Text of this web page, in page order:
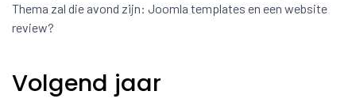
Thema zal die avond zijn: Joomla templates en een website
review?
Volgend jaar